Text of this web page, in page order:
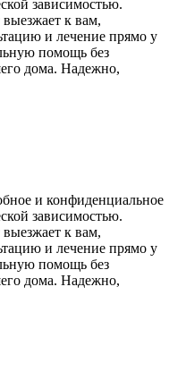
зависимостью.
к вам,
и лечение прямо у
помощь без
дома. Надежно,
и конфиденциальное
зависимостью.
к вам,
и лечение прямо у
помощь без
дома. Надежно,